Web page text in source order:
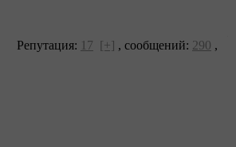
Репутация: 17 [+] , сообщений: 290 ,